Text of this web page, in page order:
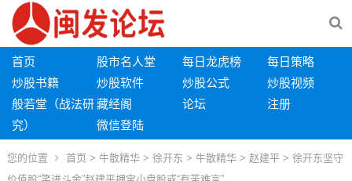
首页 股市名人堂 每日龙虎榜
每日策略
炒股书籍
炒股软件 炒股公式
炒股视频
般若堂（战法研
究）
藏经阁 论坛
注册
微信登陆
您的位置 首页 > 牛散精华> 徐开东 > 牛散精华> 赵建平 > 徐开东坚守